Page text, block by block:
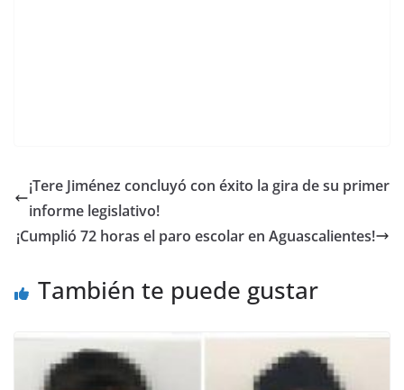
¡Tere Jiménez concluyó con éxito la gira de su primer
informe legislativo!
¡Cumplió 72 horas el paro escolar en Aguascalientes!
También te puede gustar